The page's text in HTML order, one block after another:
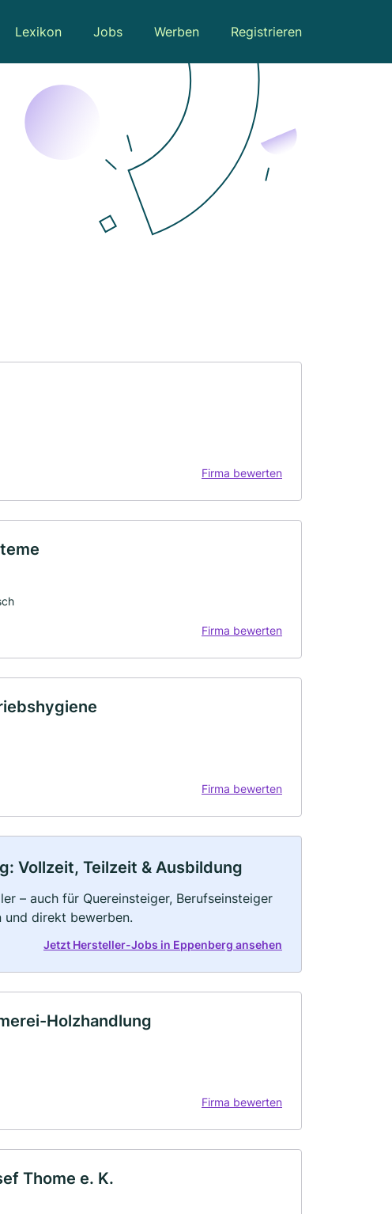
Lexikon Jobs Werben Registrieren
Firma bewerten
Firma bewerten
Firma bewerten
Vollzeit, Teilzeit & Ausbildung
– auch für Quereinsteiger, Berufseinsteiger
direkt bewerben.
Jetzt Hersteller-Jobs in Eppenberg ansehen
Holzhandlung
Firma bewerten
Thome e. K.